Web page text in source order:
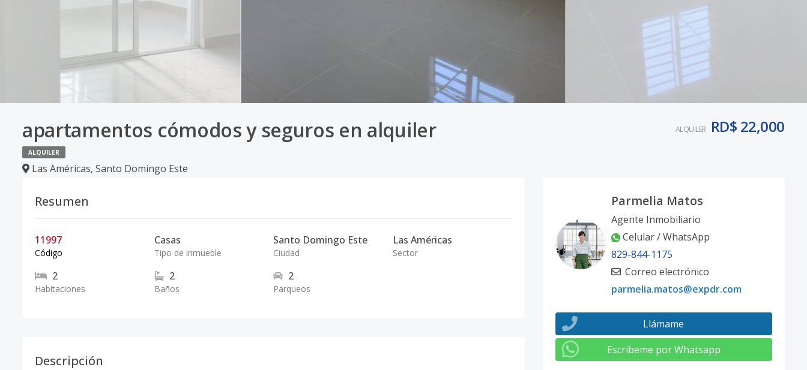
apartamentos cómodos y seguros en alquiler
ALQUILER
Las Américas, Santo Domingo Este
ALQUILER RD$ 22,000
Resumen
11997
Código
Casas
Tipo de inmueble
Santo Domingo Este
Ciudad
Las Américas
Sector
2
Habitaciones
2
Baños
2
Parqueos
Descripción
Parmelia Matos
Agente Inmobiliario
Celular / WhatsApp
829-844-1175
Correo electrónico
parmelia.matos@expdr.com
Llámame
Escribeme por Whatsapp